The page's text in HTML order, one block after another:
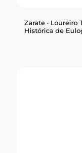
Zarate · Loureiro
Histórica de